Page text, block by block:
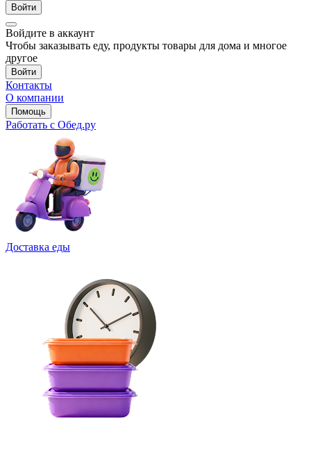
Войти
Войдите в аккаунт
Чтобы заказывать еду, продукты товары для дома и многое
другое
Войти
Контакты
О компании
Помощь
Работать с Обед.ру
Доставка еды